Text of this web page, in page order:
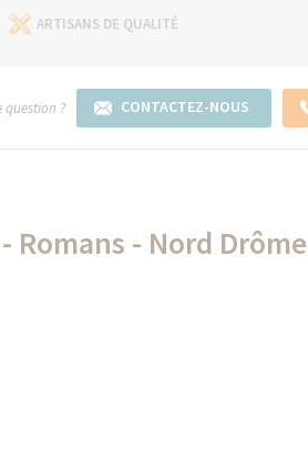
ARTISANS DE QUALITÉ
question ? CONTACTEZ-NOUS
Romans - Nord Drôme